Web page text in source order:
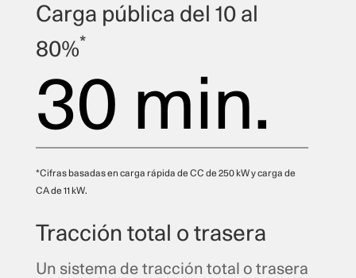
Carga pública del 10 al
80%*
30 min.
*Cifras basadas en carga rápida de CC de 250 kW y carga de
CA de 11 kW.
Tracción total o trasera
Un sistema de tracción total o trasera